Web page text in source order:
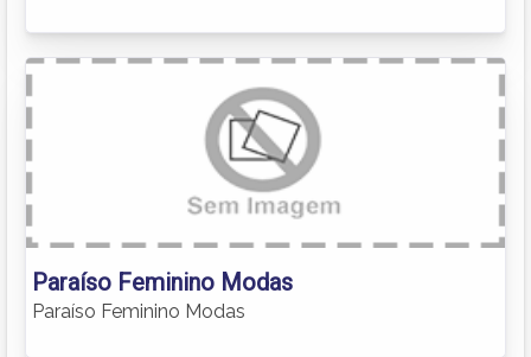
Paraíso Feminino Modas
Paraíso Feminino Modas